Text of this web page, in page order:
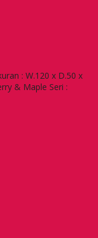
: W.120 x D.50 x
& Maple Seri :